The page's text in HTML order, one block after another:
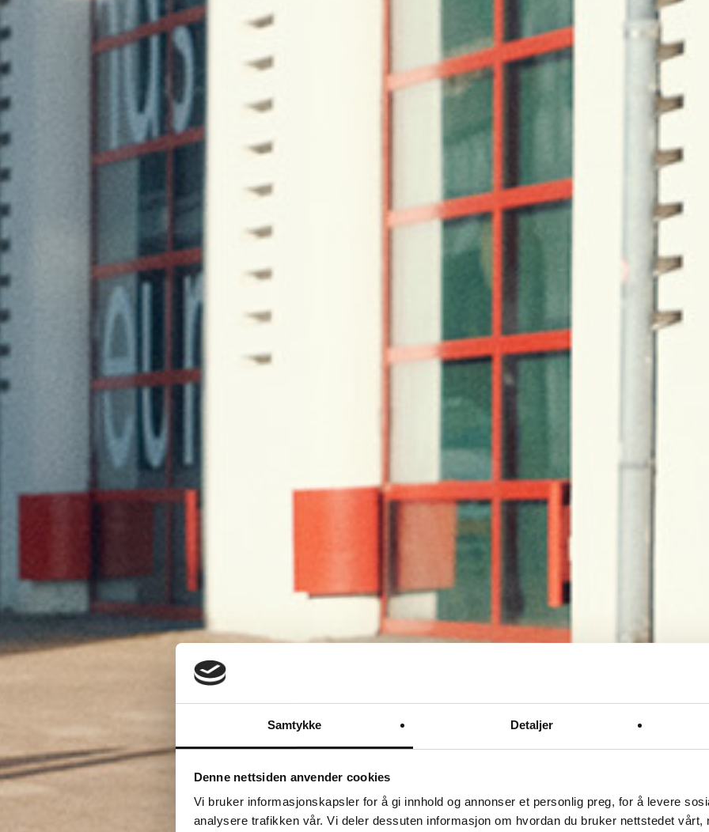
Samtykke Detaljer
Denne nettsiden anvender cookies
Vi bruker informasjonskapsler for å gi innhold og annonser et personlig preg, for å levere
analysere trafikken vår. Vi deler dessuten informasjon om hvordan du bruker nettstedet vårt,